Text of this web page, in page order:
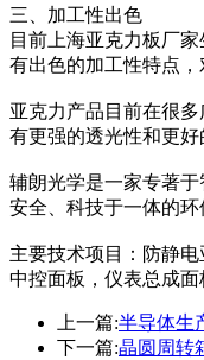
三、加工性出色
目前上海亚克力板厂
有出色的加工性特点，
亚克力产品目前在很
有更强的透光性和更好
辅朗光学是一家专著
安全、科技于一体的环
主要技术项目：防静
中控面板，仪表总成面
上一篇:半导体生
下一篇:晶圆周转